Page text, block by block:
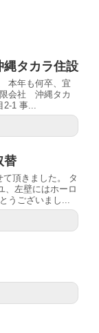
縄タカラ住設
本年も何卒、宜
会社 沖縄タカ
1 事...
替
頂きました。 タ
、左壁にはホーロ
うございまし...